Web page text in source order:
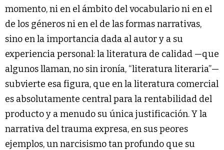
momento, ni en el ámbito del vocabulario ni en el
de los géneros ni en el de las formas narrativas,
sino en la importancia dada al autor y a su
experiencia personal: la literatura de calidad —que
algunos llaman, no sin ironía, “literatura literaria”—
subvierte esa figura, que en la literatura comercial
es absolutamente central para la rentabilidad del
producto y a menudo su única justificación. Y la
narrativa del trauma expresa, en sus peores
ejemplos, un narcisismo tan profundo que su